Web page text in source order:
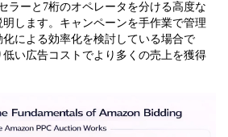
ラーと7桁のオペレータを分ける高度な
します。キャンペーンを手作業で管理
化による効率化を検討している場合で
い広告コストでより多くの売上を獲得